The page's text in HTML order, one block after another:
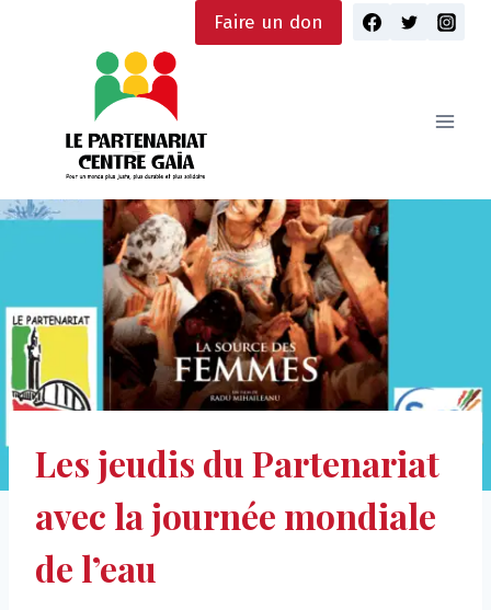
Faire un don
Les jeudis du Partenariat
avec la journée mondiale
de l’eau